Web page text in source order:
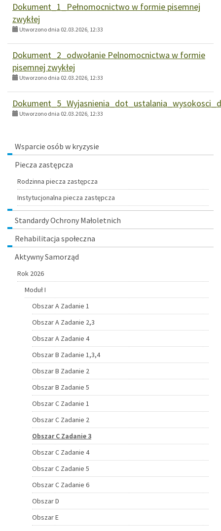
Dokument_1_Pełnomocnictwo w formie pisemnej
zwykłej
Utworzono dnia 02.03.2026, 12:33
Dokument_2_odwołanie Pelnomocnictwa w formie
pisemnej zwykłej
Utworzono dnia 02.03.2026, 12:33
Utworzono dnia 02.03.2026, 12:33
Menu
Wsparcie osób w kryzysie
Piecza zastępcza
Rodzinna piecza zastępcza
Instytucjonalna piecza zastępcza
Standardy Ochrony Małoletnich
Rehabilitacja społeczna
Aktywny Samorząd
Rok 2026
Moduł I
Obszar A Zadanie 1
Obszar A Zadanie 2,3
Obszar A Zadanie 4
Obszar B Zadanie 1,3,4
Obszar B Zadanie 2
Obszar B Zadanie 5
Obszar C Zadanie 1
Obszar C Zadanie 2
Obszar C Zadanie 3
Obszar C Zadanie 4
Obszar C Zadanie 5
Obszar C Zadanie 6
Obszar D
Obszar E